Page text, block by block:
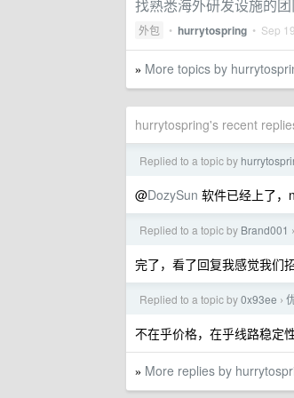
找熟悉海外研发设施的
外包 • hurrytospring • Sep
» More topics by
hurrytospring's recent
Replied to a topic by
@DozySun 软件已经上了，
Replied to a topic by Brand001 ›
完了，看了回复我感觉我们
Replied to a topic by0x93ee ›
不在乎价格，在乎线路稳定
» More replies by